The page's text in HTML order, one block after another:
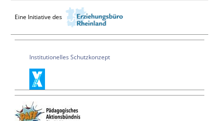
Eine Initiative des
Institutionelles Schutzkonzept